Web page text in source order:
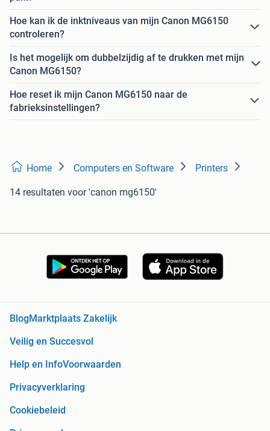
Hoe kan ik de inktniveaus van mijn Canon MG6150
controleren?
Is het mogelijk om dubbelzijdig af te drukken met mijn
Canon MG6150?
Hoe reset ik mijn Canon MG6150 naar de
fabrieksinstellingen?
Home Computers en Software Printers
14 resultaten voor 'canon mg6150'
BlogMarktplaats Zakelijk
Veilig en Succesvol
Help en InfoVoorwaarden
Privacyverklaring
Cookiebeleid